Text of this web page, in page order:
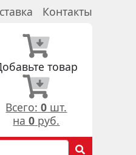
Контакты
товар
Всего:0 шт.
на0 руб.